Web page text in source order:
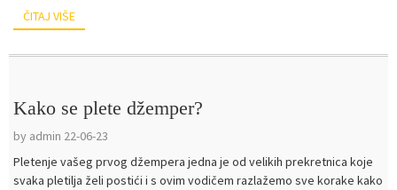
ČITAJ VIŠE
Kako se plete džemper?
by admin 22-06-23
Pletenje vašeg prvog džempera jedna je od velikih prekretnica koje
svaka pletilja želi postići i s ovim vodičem razlažemo sve korake kako